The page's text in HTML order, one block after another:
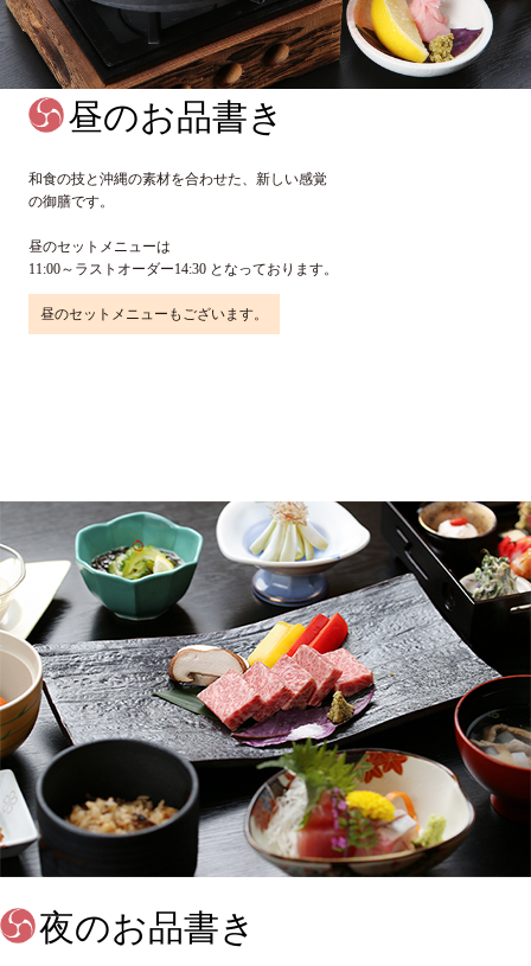
昼のお品書き
和食の技と沖縄の素材を合わせた、新しい感覚
の御膳です。
昼のセットメニューは
11:00～ラストオーダー14:30 となっております。
昼のセットメニューもございます。
夜のお品書き